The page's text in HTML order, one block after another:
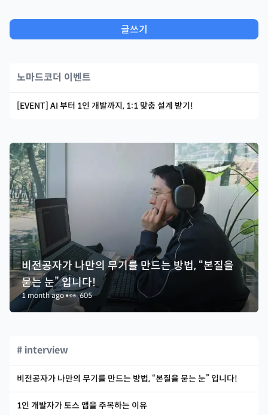
글쓰기
노마드코더 이벤트
[EVENT] AI 부터 1인 개발까지, 1:1 맞춤 설계 받기!
비전공자가 나만의 무기를 만드는 방법, “본질을
묻는 눈” 입니다!
1 month ago•👀605
# interview
비전공자가 나만의 무기를 만드는 방법, “본질을 묻는 눈” 입니다!
1인 개발자가 토스 앱을 주목하는 이유